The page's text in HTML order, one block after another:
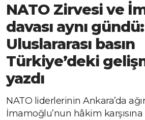
NATO Zirvesi ve
davası aynı gündü:
Uluslararası basın
Türkiye’deki
yazdı
NATO liderlerinin Ankara’da
İmamoğlu’nun hâkim karşısına